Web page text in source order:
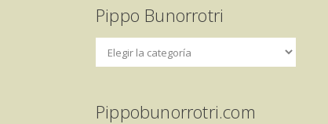
Pippo Bunorrotri
Pippobunorrotri.com